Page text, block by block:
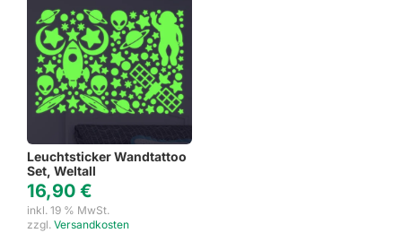
Leuchtsticker Wandtattoo
Set, Weltall
16,90 €
inkl. 19 % MwSt.
zzgl. Versandkosten